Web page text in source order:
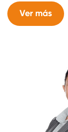
Ver más